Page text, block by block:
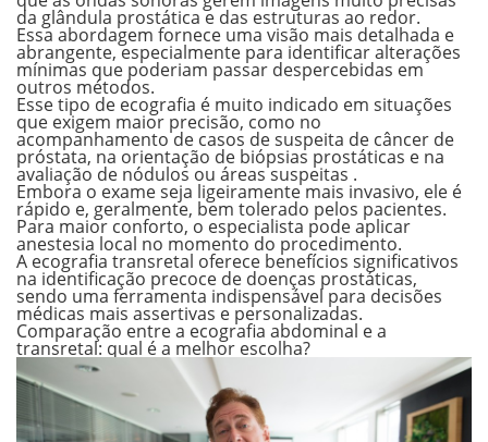
da glândula prostática e das estruturas ao redor.
Essa abordagem fornece uma visão mais detalhada e
abrangente, especialmente para identificar alterações
mínimas que poderiam passar despercebidas em
outros métodos.
Esse tipo de ecografia é muito indicado em situações
que exigem maior precisão, como no
acompanhamento de casos desuspeita de câncer de
próstata, na orientação de biópsias prostáticas e na
avaliação de nódulos ou áreas suspeitas .
Embora o exame seja ligeiramente mais invasivo, ele é
rápido e, geralmente, bem tolerado pelos pacientes.
Para maior conforto, o especialista pode aplicar
anestesia local no momento do procedimento.
A ecografia transretal oferece benefícios significativos
na identificação precoce de doenças prostáticas,
sendo uma ferramenta indispensável para decisões
médicas mais assertivas e personalizadas.
Comparação entre a ecografia abdominal e a
transretal: qual é a melhor escolha?